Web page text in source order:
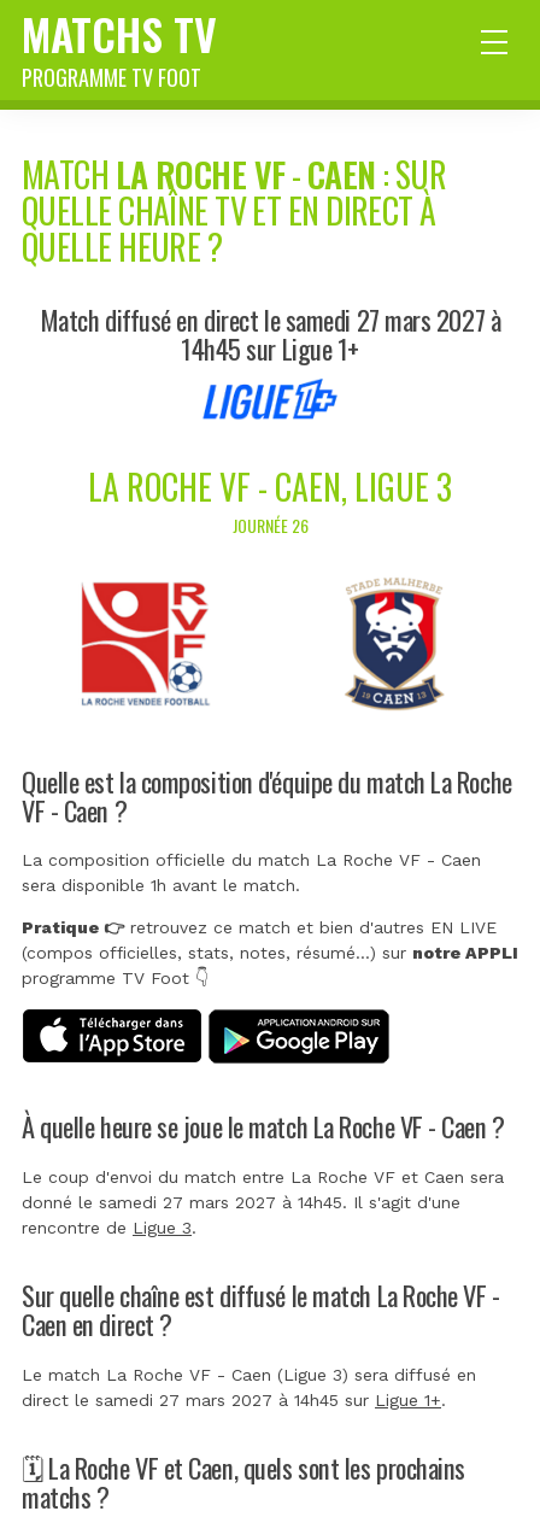
MATCHS TV
PROGRAMME TV FOOT
MATCH LA ROCHE VF-CAEN: SUR
QUELLE CHAÎNE TV ET EN DIRECT À
QUELLE HEURE ?
Match diffusé en direct le samedi 27 mars 2027 à
14h45 sur Ligue 1+
LA ROCHE VF - CAEN, LIGUE 3
JOURNÉE 26
Quelle est la composition d'équipe du match La Roche
VF - Caen ?
La composition officielle du match La Roche VF - Caen
sera disponible 1h avant le match.
Pratique 👉retrouvez ce match et bien d'autres EN LIVE
(compos officielles, stats, notes, résumé...) sur notre APPLI
programme TV Foot 👇
À quelle heure se joue le match La Roche VF - Caen ?
Le coup d'envoi du match entre La Roche VF et Caen sera
donné le samedi 27 mars 2027 à 14h45. Il s'agit d'une
rencontre de Ligue 3.
Sur quelle chaîne est diffusé le match La Roche VF -
Caen en direct ?
Le match La Roche VF - Caen (Ligue 3) sera diffusé en
direct le samedi 27 mars 2027 à 14h45 sur Ligue 1+.
🗓️ La Roche VF et Caen, quels sont les prochains
matchs ?